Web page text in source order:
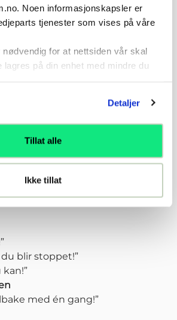
Noen informasjonskapsler er
tjenester som vises på våre
for at nettsiden vår skal
lagres på din enhet med mindre du
Detaljer
Tillat alle
Ikke tillat
er å prøve å vinne ballen
og stresser ballfører.
Spill av
på i treerfotball
du blir stoppet!”
kan!”
med én gang!”